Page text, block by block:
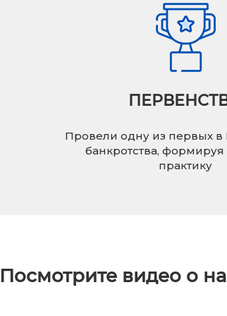
Провели одну из первых
банкротства,
практику
Посмотрите видео о